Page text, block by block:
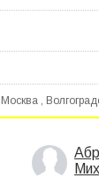
,